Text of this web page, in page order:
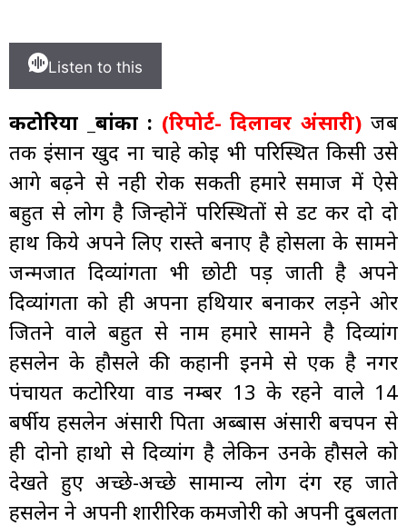
Listen to this
कटोरिया _बांका : (रिपोर्ट- दिलावर अंसारी) जब
तक इंसान खुद ना चाहे कोई भी परिस्थित किसी उसे
आगे बढ़ने से नही रोक सकती हमारे समाज में ऐसे
बहुत से लोग है जिन्होनें परिस्थितों से डट कर दो दो
हाथ किये अपने लिए रास्ते बनाए है होसला के सामने
जन्मजात दिव्यांगता भी छोटी पड़ जाती है अपने
दिव्यांगता को ही अपना हथियार बनाकर लड़ने ओर
जितने वाले बहुत से नाम हमारे सामने है दिव्यांग
हसलेन के हौसले की कहानी इनमे से एक है नगर
पंचायत कटोरिया वार्ड नम्बर 13 के रहने वाले 14
बर्षीय हसलेन अंसारी पिता अब्बास अंसारी बचपन से
ही दोनो हाथो से दिव्यांग है लेकिन उनके हौसले को
देखते हुए अच्छे-अच्छे सामान्य लोग दंग रह जाते
हसलेन ने अपनी शारीरिक कमजोरी को अपनी दुर्बलता